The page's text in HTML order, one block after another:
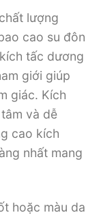
lượng
cao su đôn
tấc dương
giới giúp
giác. Kích
và dễ
cao kích
nhất mang
hoặc màu da